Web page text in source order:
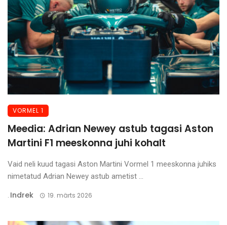
VORMEL 1
Meedia: Adrian Newey astub tagasi Aston
Martini F1 meeskonna juhi kohalt
Vaid neli kuud tagasi Aston Martini Vormel 1 meeskonna juhiks
nimetatud Adrian Newey astub ametist ...
. Indrek 19. märts 2026